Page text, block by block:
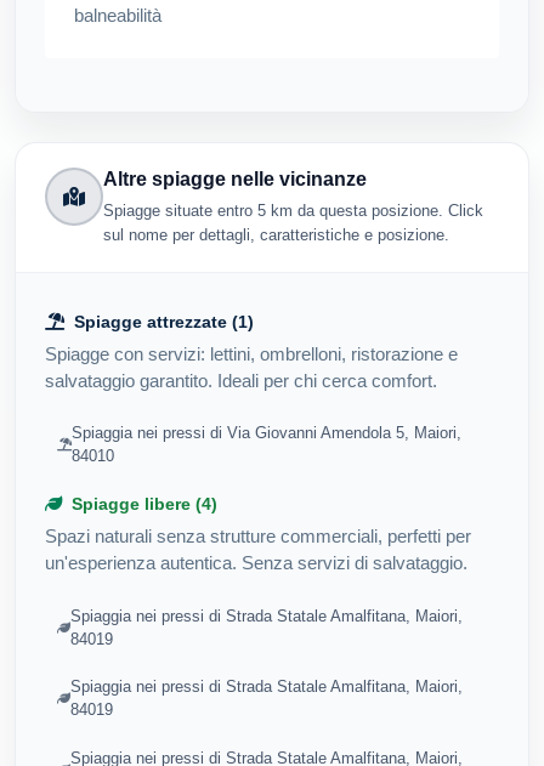
balneabilità
Altre spiagge nelle vicinanze
Spiagge situate entro 5 km da questa posizione. Click
sul nome per dettagli, caratteristiche e posizione.
Spiagge attrezzate (1)
Spiagge con servizi: lettini, ombrelloni, ristorazione e
salvataggio garantito. Ideali per chi cerca comfort.
Spiaggia nei pressi di Via Giovanni Amendola 5, Maiori,
84010
Spiagge libere (4)
Spazi naturali senza strutture commerciali, perfetti per
un'esperienza autentica. Senza servizi di salvataggio.
Spiaggia nei pressi di Strada Statale Amalfitana, Maiori,
84019
Spiaggia nei pressi di Strada Statale Amalfitana, Maiori,
84019
Spiaggia nei pressi di Strada Statale Amalfitana, Maiori,